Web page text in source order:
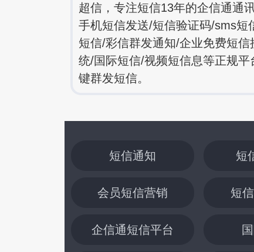
超信，专注短信13年的企信通通
手机短信发送/短信验证码/sms短
短信/彩信群发通知/企业免费短
统/国际短信/视频短信息等正规
键群发短信。
短信通知 短
会员短信营销 短
企信通短信平台